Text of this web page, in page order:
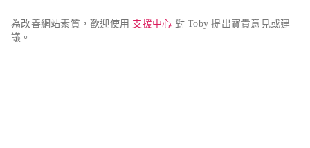
為改善網站素質，歡迎使用 支援中心 對 Toby 提出寶貴意見或建
議。